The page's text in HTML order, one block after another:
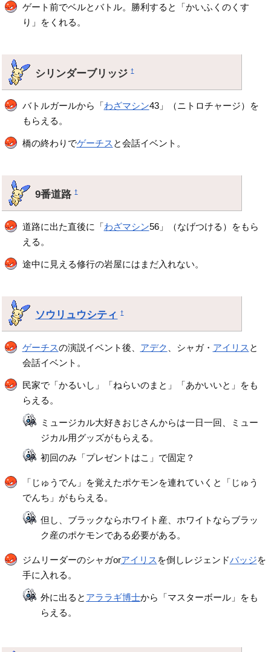
ゲート前でベルとバトル。勝利すると「かいふくのくす
り」をくれる。
シリンダーブリッジ†
バトルガールから「わざマシン43」（ニトロチャージ）を
もらえる。
橋の終わりでゲーチス と会話イベント。
9番道路†
道路に出た直後に「わざマシン56」（なげつける）をもら
える。
途中に見える修行の岩屋にはまだ入れない。
ソウリュウシティ †
ゲーチスの演説イベント後、 アデク 、シャガ・ アイリス と
会話イベント。
民家で「かるいし」「ねらいのまと」「あかいいと」をも
らえる。
ミュージカル大好きおじさんからは一日一回、ミュー
ジカル用グッズがもらえる。
初回のみ「プレゼントはこ」で固定？
「じゅうでん」を覚えたポケモンを連れていくと「じゅう
でんち」がもらえる。
但し、ブラックならホワイト産、ホワイトならブラッ
ク産のポケモンである必要がある。
ジムリーダーのシャガorアイリス を倒しレジェンドバッジを
手に入れる。
外に出ると アララギ博士から「マスターボール」をも
らえる。